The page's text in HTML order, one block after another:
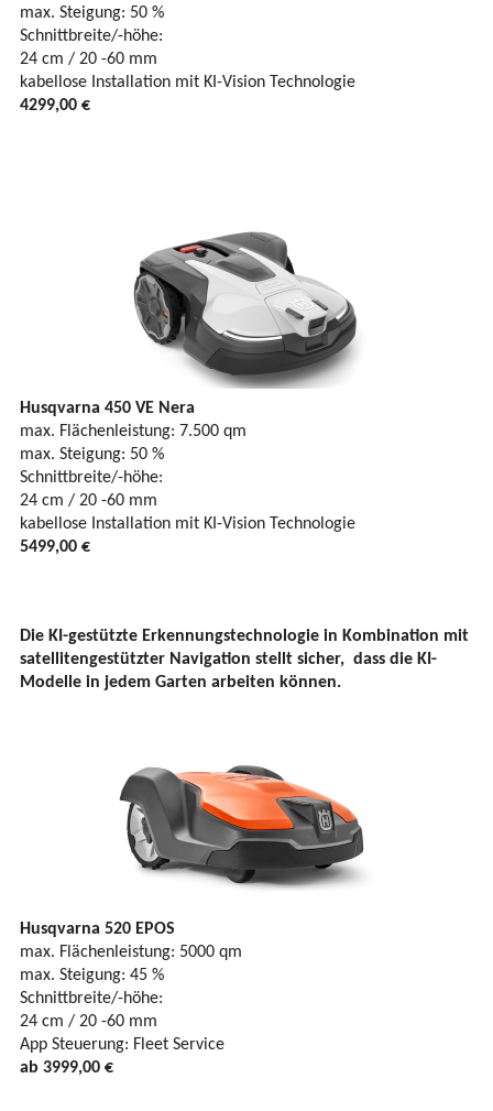
max. Steigung: 50 %
Schnittbreite/-höhe:
24 cm / 20 -60 mm
kabellose Installation mit KI-Vision Technologie
4299,00 €
Husqvarna 450 VE Nera
max. Flächenleistung: 7.500 qm
max. Steigung: 50 %
Schnittbreite/-höhe:
24 cm / 20 -60 mm
kabellose Installation mit KI-Vision Technologie
5499,00 €
Die KI-gestützte Erkennungstechnologie in Kombination mit
satellitengestützter Navigation stellt sicher, dass die KI-
Modelle in jedem Garten arbeiten können.
Husqvarna 520 EPOS
max. Flächenleistung: 5000 qm
max. Steigung: 45 %
Schnittbreite/-höhe:
24 cm / 20 -60 mm
App Steuerung: Fleet Service
ab 3999,00 €